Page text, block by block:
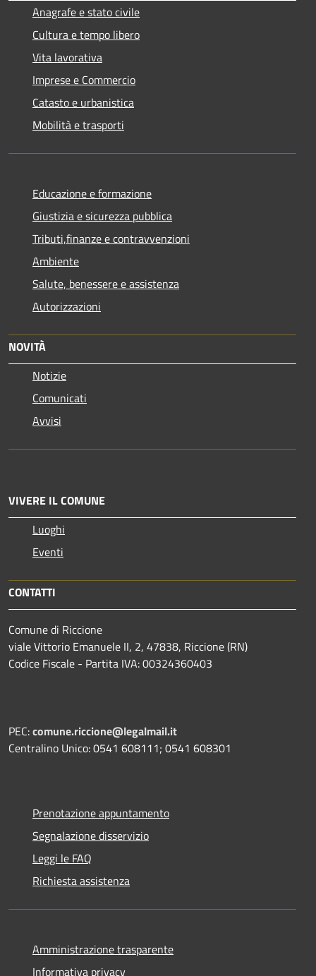
Anagrafe e stato civile
Cultura e tempo libero
Vita lavorativa
Imprese e Commercio
Catasto e urbanistica
Mobilità e trasporti
Educazione e formazione
Giustizia e sicurezza pubblica
Tributi,finanze e contravvenzioni
Ambiente
Salute, benessere e assistenza
Autorizzazioni
NOVITÀ
Notizie
Comunicati
Avvisi
VIVERE IL COMUNE
Luoghi
Eventi
CONTATTI
Comune di Riccione
viale Vittorio Emanuele II, 2, 47838, Riccione (RN)
Codice Fiscale - Partita IVA: 00324360403
PEC:comune.riccione@legalmail.it
Centralino Unico: 0541 608111; 0541 608301
Prenotazione appuntamento
Segnalazione disservizio
Leggi le FAQ
Richiesta assistenza
Amministrazione trasparente
Informativa privacy